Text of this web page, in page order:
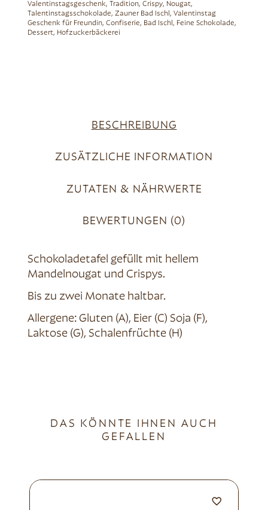
Valentinstagsgeschenk, Tradition, Crispy, Nougat,
Talentinstagsschokolade, Zauner Bad Ischl , Valentinstag
Geschenk für Freundin, Confiserie, Bad Ischl , Feine Schokolade,
Dessert, Hofzuckerbäckerei
BESCHREIBUNG
ZUSÄTZLICHE INFORMATION
ZUTATEN & NÄHRWERTE
BEWERTUNGEN (0)
Schokoladetafel gefüllt mit hellem
Mandelnougat und Crispys.
Bis zu zwei Monate haltbar.
Allergene: Gluten (A), Eier (C) Soja (F),
Laktose (G), Schalenfrüchte (H)
DAS KÖNNTE IHNEN AUCH
GEFALLEN